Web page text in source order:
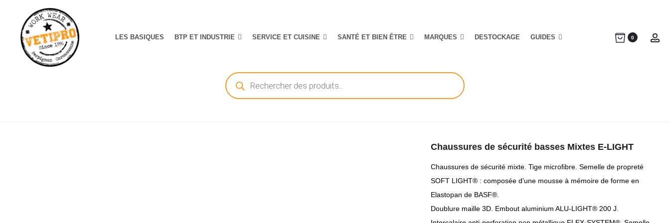
LES BASIQUES BTP ET INDUSTRIE SERVICE ET CUISINE SANTÉ ET BIEN ÊTRE MARQUES DESTOCKAGE GUIDES 0
Recherche
de
produits
Chaussures de sécurité basses Mixtes E-LIGHT
Chaussures de sécurité mixte. Tige microfibre. Semelle de propreté
SOFT LIGHT® : composée d’une mousse à mémoire de forme en
Elastopan de BASF®.
Doublure maille 3D. Embout aluminium ALU-LIGHT® 200 J.